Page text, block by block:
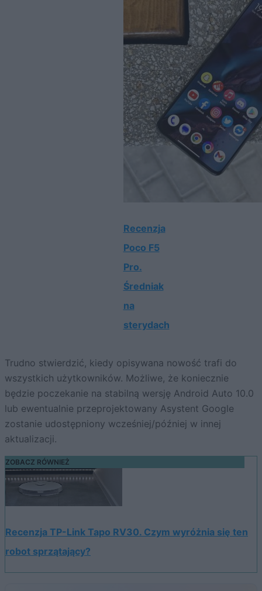
Recenzja
Poco F5
Pro.
Średniak
na
sterydach
Trudno stwierdzić, kiedy opisywana nowość trafi do
wszystkich użytkowników. Możliwe, że koniecznie
będzie poczekanie na stabilną wersję Android Auto 10.0
lub ewentualnie przeprojektowany Asystent Google
zostanie udostępniony wcześniej/później w innej
aktualizacji.
ZOBACZ RÓWNIEŻ
Recenzja TP-Link Tapo RV30. Czym wyróżnia się ten
robot sprzątający?